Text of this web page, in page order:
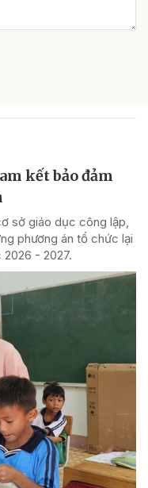
kết bảo đảm
sở giáo dục công lập,
phương án tổ chức lại
- 2027.